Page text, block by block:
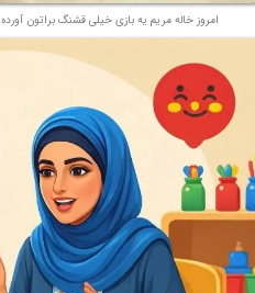
امروز خاله مریم یه بازی خیلی قشنگ براتون آورده